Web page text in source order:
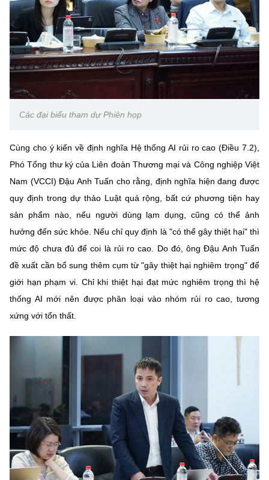
Các đại biểu tham dự Phiên họp
Cùng cho ý kiến về định nghĩa Hệ thống AI rủi ro cao (Điều 7.2),
Phó Tổng thư ký của Liên đoàn Thương mại và Công nghiệp Việt
Nam (VCCI) Đậu Anh Tuấn cho rằng, định nghĩa hiện đang được
quy định trong dự thảo Luật quá rộng, bất cứ phương tiện hay
sản phẩm nào, nếu người dùng lạm dụng, cũng có thể ảnh
hưởng đến sức khỏe. Nếu chỉ quy định là "có thể gây thiệt hại" thì
mức độ chưa đủ để coi là rủi ro cao. Do đó, ông Đậu Anh Tuấn
đề xuất cần bổ sung thêm cụm từ "gây thiệt hại nghiêm trọng" để
giới hạn phạm vi. Chỉ khi thiệt hại đạt mức nghiêm trọng thì hệ
thống AI mới nên được phân loại vào nhóm rủi ro cao, tương
xứng với tổn thất.